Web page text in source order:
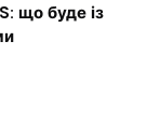
що буде із